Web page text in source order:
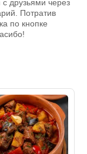
друзьями через
Потратив
по кнопке